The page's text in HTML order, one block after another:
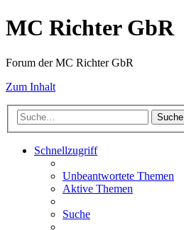
MC Richter GbR
Forum der MC Richter GbR
Zum Inhalt
Suche
Schnellzugriff
Unbeantwortete Themen
Aktive Themen
Suche